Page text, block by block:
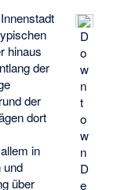
D
o
w
n
t
o
w
n
D
e
hinaus
der
der
dort
in
und
über